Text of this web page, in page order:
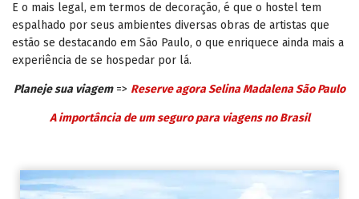
E o mais legal, em termos de decoração, é que o hostel tem
espalhado por seus ambientes diversas obras de artistas que
estão se destacando em São Paulo, o que enriquece ainda mais a
experiência de se hospedar por lá.
Planeje sua viagem=> Reserve agora Selina Madalena São Paulo
A importância de um seguro para viagens no Brasil